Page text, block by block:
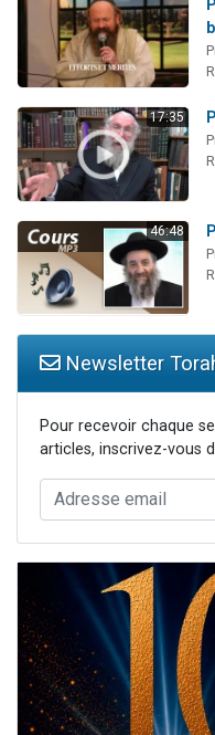
17:35
46:48
Newsletter
Pour recevoir chaque
articles, inscrivez-vous